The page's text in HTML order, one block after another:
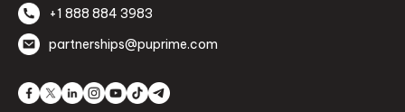
+1 888 884 3983
partnerships@puprime.com